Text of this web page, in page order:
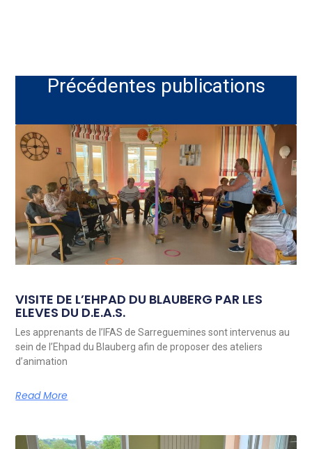
Précédentes publications
VISITE DE L’EHPAD DU BLAUBERG PAR LES
ELEVES DU D.E.A.S.
Les apprenants de l’IFAS de Sarreguemines sont intervenus au
sein de l’Ehpad du Blauberg afin de proposer des ateliers
d’animation
Read More